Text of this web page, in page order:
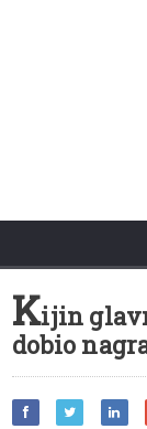
Kijin
dobio